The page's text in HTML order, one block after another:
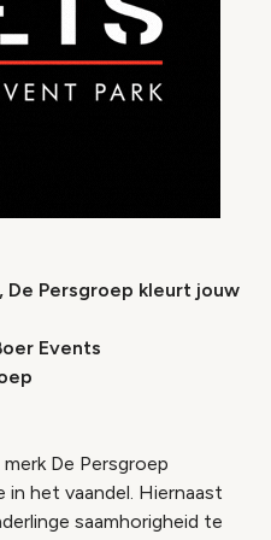
De Persgroep kleurt jouw
Events
De Persgroep
het vaandel. Hiernaast
saamhorigheid te